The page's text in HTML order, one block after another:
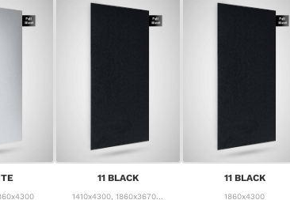
11 BLACK
1410x4300, 1860x3670...
11 BLACK
1860x4300